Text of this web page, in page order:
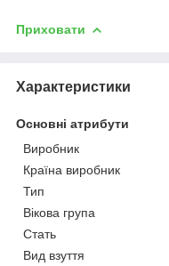
Приховати
Характеристики
Основні атрибути
Виробник
Країна виробник
Тип
Вікова група
Стать
Вид взуття